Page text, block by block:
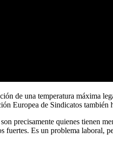
de una temperatura máxima
Europea de Sindicatos
precisamente quienes tienen
fuertes. Es un problema laboral,